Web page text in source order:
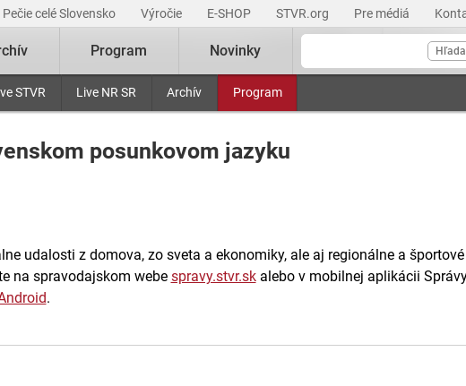
Pečie celé Slovensko Výročie E-SHOP STVR.org Pre médiá
STVR Live NR SR Archív Program
Program Novinky
posunkovom jazyku
udalosti z domova, zo sveta a ekonomiky, ale aj regionálne a športové
na spravodajskom webe spravy.stvr.skalebo v mobilnej aplikácii
.